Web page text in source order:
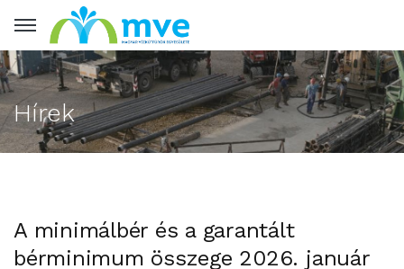
Hírek
A minimálbér és a garantált
bérminimum összege 2026. január